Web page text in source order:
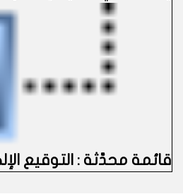
قائمة محدَّثة : التوقيع